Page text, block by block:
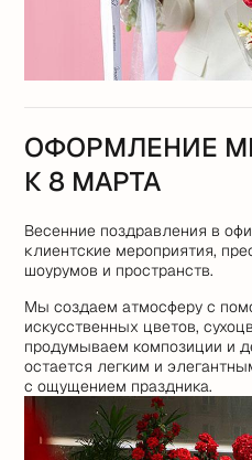
ОФОРМЛЕНИЕ
К 8 МАРТА
Весенние поздравления в
клиентские мероприятия,
шоурумов и пространств.
Мы создаем атмосферу с
искусственных цветов,
продумываем композиции и
остается легким и
с ощущением праздника.